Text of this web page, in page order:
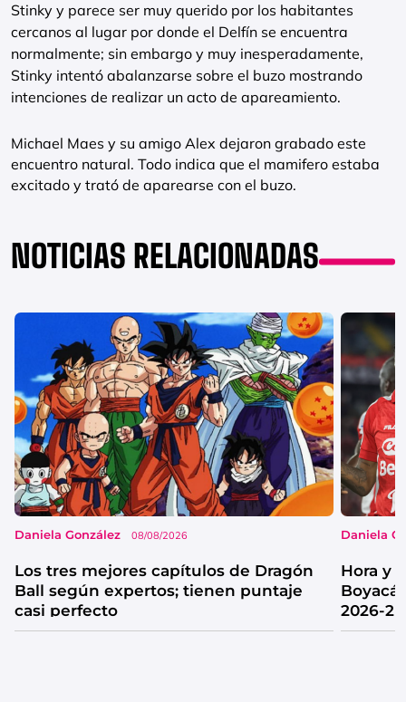
Stinky y parece ser muy querido por los habitantes
cercanos al lugar por donde el Delfín se encuentra
normalmente; sin embargo y muy inesperadamente,
Stinky intentó abalanzarse sobre el buzo mostrando
intenciones de realizar un acto de apareamiento.
Michael Maes y su amigo Alex dejaron grabado este
encuentro natural. Todo indica que el mamifero estaba
excitado y trató de aparearse con el buzo.
NOTICIAS RELACIONADAS
Daniela González 08/08/2026
Los tres mejores capítulos de Dragón
Ball según expertos; tienen puntaje
casi perfecto
Daniela
Hora y
Boyacá
2026-2